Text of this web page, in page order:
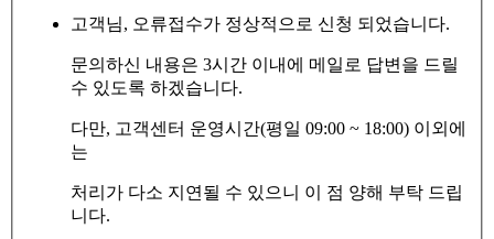
고객님, 오류접수가 정상적으로 신청 되었습니다.
문의하신 내용은 3시간 이내에 메일로 답변을 드릴
수 있도록 하겠습니다.
다만, 고객센터 운영시간(평일 09:00 ~ 18:00) 이외에
는
처리가 다소 지연될 수 있으니 이 점 양해 부탁 드립
니다.